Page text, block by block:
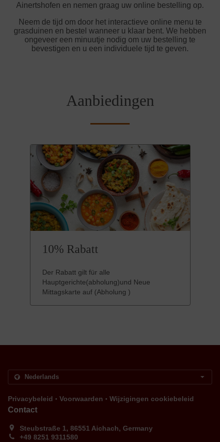
Ainertshofen en nemen graag uw online bestelling op.
Neem de tijd om door het interactieve online menu te
grasduinen en bestel wanneer u klaar bent. We hebben
ongeveer een minuutje nodig om uw bestelling te
bevestigen en u een individuele tijd te geven.
Aanbiedingen
10% Rabatt
Der Rabatt gilt für alle
Hauptgerichte(abholung)und Neue
Mittagskarte auf (Abholung )
Privacybeleid . Voorwaarden . Wijzigingen cookiebeleid
Contact
Steubstraße 1, 86551 Aichach, Germany
+49 8251 9311580